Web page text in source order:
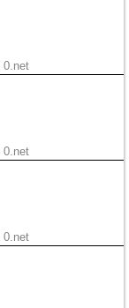
0.net
0.net
0.net